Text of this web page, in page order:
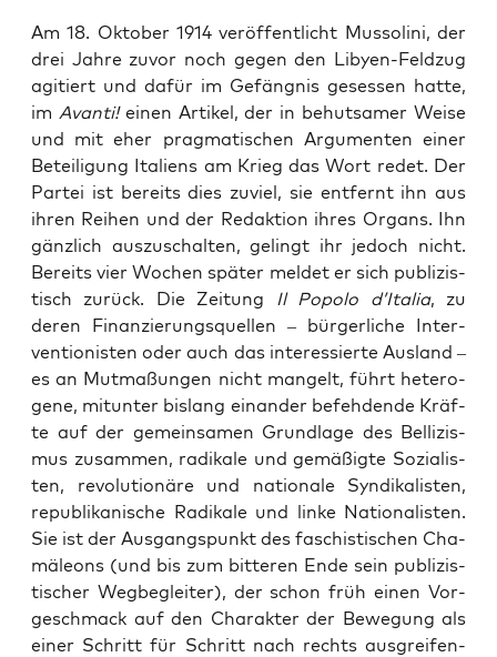
Am 18. Okto­ber 1914 ver­öf­fent­licht Mus­so­li­ni, der
drei Jah­re zuvor noch gegen den Liby­en-Feld­zug
agi­tiert und dafür im Gefäng­nis geses­sen hat­te,
im Avan­ti!einen Arti­kel, der in behut­sa­mer Wei­se
und mit eher prag­ma­ti­schen Argu­men­ten einer
Betei­li­gung Ita­li­ens am Krieg das Wort redet. Der
Par­tei ist bereits dies zuviel, sie ent­fernt ihn aus
ihren Rei­hen und der Redak­ti­on ihres Organs. Ihn
gänz­lich aus­zu­schal­ten, gelingt ihr jedoch nicht.
Bereits vier Wochen spä­ter mel­det er sich publi­zis­
tisch zurück. Die Zei­tung Il Popo­lo d’Italia, zu
deren Finan­zie­rungs­quel­len – bür­ger­li­che Inter­
ven­tio­nis­ten oder auch das inter­es­sier­te Aus­land –
es an Mut­ma­ßun­gen nicht man­gelt, führt hete­ro­
ge­ne, mit­un­ter bis­lang ein­an­der befeh­den­de Kräf­
te auf der gemein­sa­men Grund­la­ge des Bel­li­zis­
mus zusam­men, radi­ka­le und gemä­ßig­te Sozia­lis­
ten, revo­lu­tio­nä­re und natio­na­le Syn­di­ka­lis­ten,
repu­bli­ka­ni­sche Radi­ka­le und lin­ke Natio­na­lis­ten.
Sie ist der Aus­gangs­punkt des faschis­ti­schen Cha­
mä­le­ons (und bis zum bit­te­ren Ende sein publi­zis­
ti­scher Weg­be­glei­ter), der schon früh einen Vor­
ge­schmack auf den Cha­rak­ter der Bewe­gung als
einer Schritt für Schritt nach rechts aus­grei­fen­